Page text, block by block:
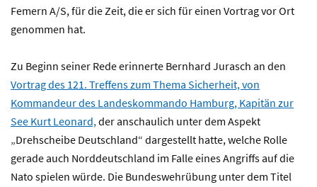
Femern A/S, für die Zeit, die er sich für einen Vortrag vor Ort
genommen hat.
Zu Beginn seiner Rede erinnerte Bernhard Jurasch an den
Vortrag des 121. Treffens zum Thema Sicherheit, von
Kommandeur des Landeskommando Hamburg, Kapitän zur
See Kurt Leonard,der anschaulich unter dem Aspekt
„Drehscheibe Deutschland“ dargestellt hatte, welche Rolle
gerade auch Norddeutschland im Falle eines Angriffs auf die
Nato spielen würde. Die Bundeswehrübung unter dem Titel